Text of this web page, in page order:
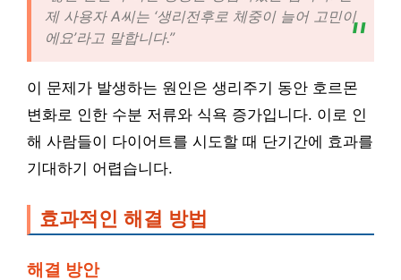
제 사용자 A씨는 ‘생리전후로 체중이 늘어 고민이
에요’라고 말합니다.”
이 문제가 발생하는 원인은 생리주기 동안 호르몬
변화로 인한 수분 저류와 식욕 증가입니다. 이로 인
해 사람들이 다이어트를 시도할 때 단기간에 효과를
기대하기 어렵습니다.
효과적인 해결 방법
해결 방안